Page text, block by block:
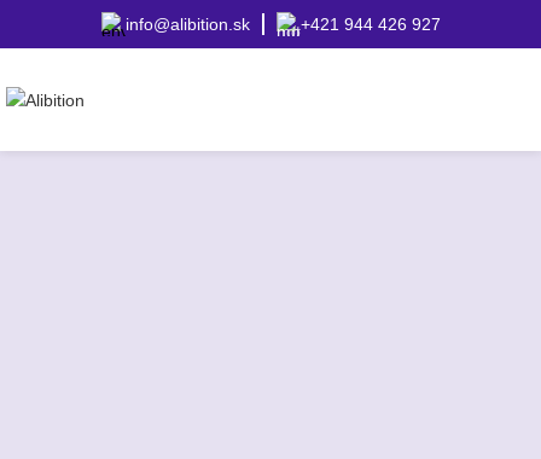
info@alibition.sk +421 944 426 927